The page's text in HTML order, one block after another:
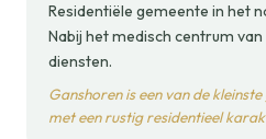
Residentiële gemeente in het
Nabij het medisch centrum
diensten.
Ganshoren is een van de
met een rustig residentieel